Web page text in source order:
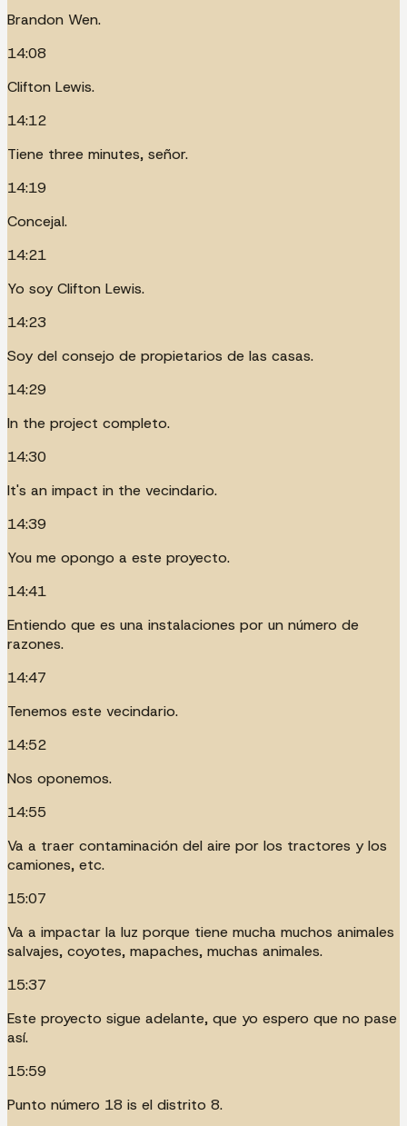
Brandon Wen.
14:08
Clifton Lewis.
14:12
Tiene three minutes, señor.
14:19
Concejal.
14:21
Yo soy Clifton Lewis.
14:23
Soy del consejo de propietarios de las casas.
14:29
In the project completo.
14:30
It's an impact in the vecindario.
14:39
You me opongo a este proyecto.
14:41
Entiendo que es una instalaciones por un número de
razones.
14:47
Tenemos este vecindario.
14:52
Nos oponemos.
14:55
Va a traer contaminación del aire por los tractores y los
camiones, etc.
15:07
Va a impactar la luz porque tiene mucha muchos animales
salvajes, coyotes, mapaches, muchas animales.
15:37
Este proyecto sigue adelante, que yo espero que no pase
así.
15:59
Punto número 18 is el distrito 8.